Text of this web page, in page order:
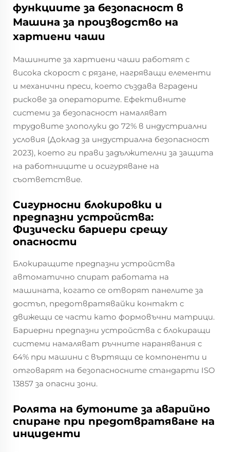
функциите за безопасност в
Машина за производство на
хартиени чаши
Машините за хартиени чаши работят с
висока скорост с рязане, нагряващи елементи
и механични преси, което създава вградени
рискове за операторите. Ефективните
системи за безопасност намаляват
трудовите злополуки до 72% в индустриални
условия (Доклад за индустриална безопасност
2023), което ги прави задължителни за защита
на работниците и осигуряване на
съответствие.
Сигурносни блокировки и
предпазни устройства:
Физически бариери срещу
опасности
Блокиращите предпазни устройства
автоматично спират работата на
машината, когато се отворят панелите за
достъп, предотвратявайки контакт с
движещи се части като формовъчни матрици.
Бариерни предпазни устройства с блокиращи
системи намаляват ръчните наранявания с
64% при машини с въртящи се компоненти и
отговарят на безопасносните стандарти ISO
13857 за опасни зони.
Ролята на бутоните за аварийно
спиране при предотвратяване на
инциденти